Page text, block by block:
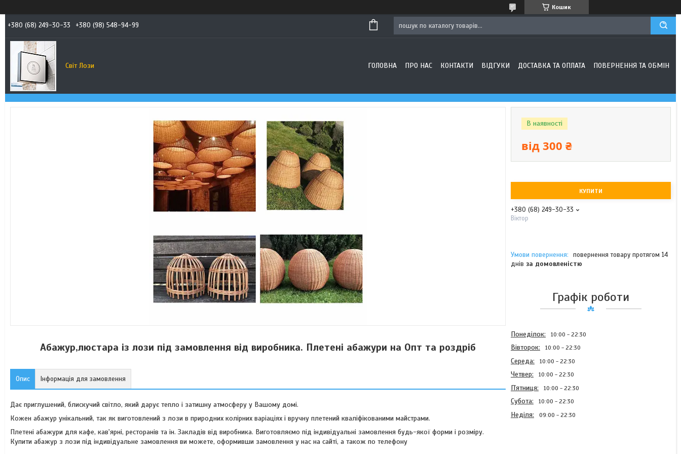
Кошик
+380 (68) 249-30-33 +380 (98) 548-94-99
Світ Лози ГОЛОВНА ПРО НАС КОНТАКТИ ВІДГУКИ ДОСТАВКА ТА ОПЛАТА ПОВЕРНЕННЯ ТА ОБМІН
Абажур,люстара із лози під замовлення від виробника. Плетені абажури на Опт та роздріб
Опис Інформація для замовлення
Дає приглушений, блискучий світло, який дарує тепло і затишну атмосферу у Вашому домі.
Кожен абажур унікальний, так як виготовлений з лози в природних колірних варіаціях і вручну плетений кваліфікованими майстрами.
Плетені абажури для кафе, кав'ярні, ресторанів та ін. Закладів від виробника. Виготовляємо під індивідуальні замовлення будь-якої форми і розміру.
Купити абажур з лози під індивідуальне замовлення ви можете, оформивши замовлення у нас на сайті, а також по телефону
В наявності
від 300 ₴
КУПИТИ
+380 (68) 249-30-33
Віктор
повернення товару протягом 14
днів за домовленістю
Графік роботи
Понеділок 10:00 22:30
Вівторок 10:00 22:30
Середа 10:00 22:30
Четвер 10:00 22:30
Пʼятниця 10:00 22:30
Субота 10:00 22:30
Неділя 09:00 22:30